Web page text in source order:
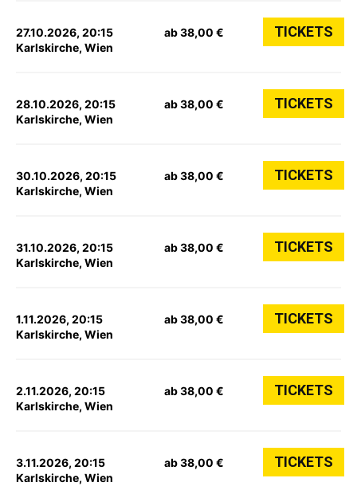
27.10.2026, 20:15
Karlskirche, Wien
ab 38,00 € TICKETS
28.10.2026, 20:15
Karlskirche, Wien
ab 38,00 € TICKETS
30.10.2026, 20:15
Karlskirche, Wien
ab 38,00 € TICKETS
31.10.2026, 20:15
Karlskirche, Wien
ab 38,00 € TICKETS
1.11.2026, 20:15
Karlskirche, Wien
ab 38,00 € TICKETS
2.11.2026, 20:15
Karlskirche, Wien
ab 38,00 € TICKETS
3.11.2026, 20:15
Karlskirche, Wien
ab 38,00 € TICKETS